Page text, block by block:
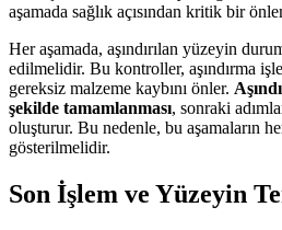
aşamada sağlık açısından kritik bir
Her aşamada, aşındırılan yüzeyin
edilmelidir. Bu kontroller, aşındırma
gereksiz malzeme kaybını önler.
şekilde tamamlanması, sonraki
oluşturur. Bu nedenle, bu aşamaların
gösterilmelidir.
Son İşlem ve Yüzeyin